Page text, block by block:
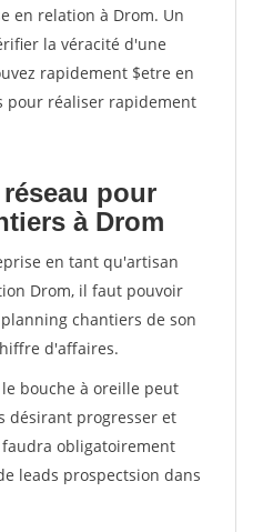
en relation à Drom. Un
la véracité d'une
rapidement $etre en
pour réaliser rapidement
pour
à Drom
en tant qu'artisan
Drom, il faut pouvoir
chantiers de son
d'affaires.
bouche à oreille peut
désirant progresser et
obligatoirement
leads prospectsion dans